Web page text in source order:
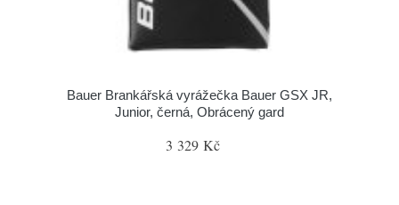
Bauer Brankářská vyrážečka Bauer GSX JR,
Junior, černá, Obrácený gard
3 329 Kč